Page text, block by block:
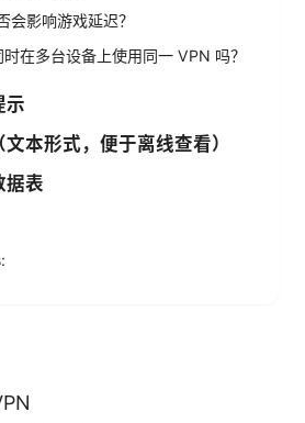
会影响游戏延迟？
在多台设备上使用同一 VPN 吗？
示
本形式，便于离线查看）
据表